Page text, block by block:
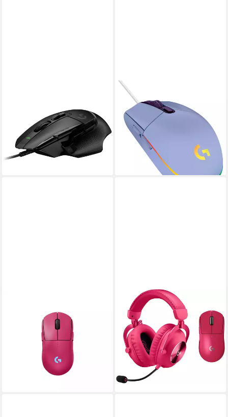
Gaming-Maus, (HERO 25K)
Maus (kabelgebunden)
ab 74,90 €
lieferbar - in 5-6 Werktagen bei dir
LOGITECH
Logitech Gaming G203
LIGHTSYNC, Gaming-Maus
Maus (kabelgebunden)
67,90 €
lieferbar - in 5-6 Werktagen bei dir
PRO 2 LIGHTSPEED
Kabellose E-Sport Mouse
Gaming-Maus
mtl. in 12 Raten
lieferbar - in 6-7 Werktagen bei dir
LOGITECH G
PRO X SUPERLIGHT Maus
und PRO X 2 LIGHTSPEED
kabelloses Gaming-Headset
Gaming-Maus
425,00 €
15,25 €mtl. in 36 Raten
lieferbar in 7 Wochen